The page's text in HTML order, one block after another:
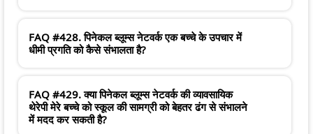
FAQ #428. पिनेकल ब्लूम्स नेटवर्क एक बच्चे के उपचार में
धीमी प्रगति को कैसे संभालता है?
FAQ #429. क्या पिनेकल ब्लूम्स नेटवर्क की व्यावसायिक
थेरेपी मेरे बच्चे को स्कूल की सामग्री को बेहतर ढंग से संभालने
में मदद कर सकती है?